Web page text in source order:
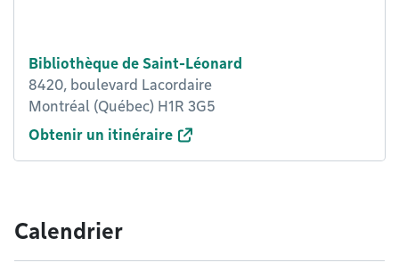
Bibliothèque de Saint-Léonard
8420, boulevard Lacordaire
Montréal (Québec) H1R 3G5
Obtenir un itinéraire
Calendrier